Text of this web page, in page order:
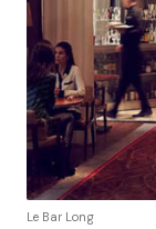
Le Bar Long